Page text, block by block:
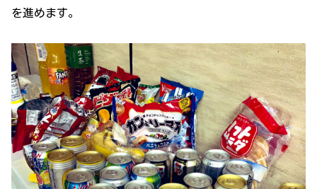
を進めます。